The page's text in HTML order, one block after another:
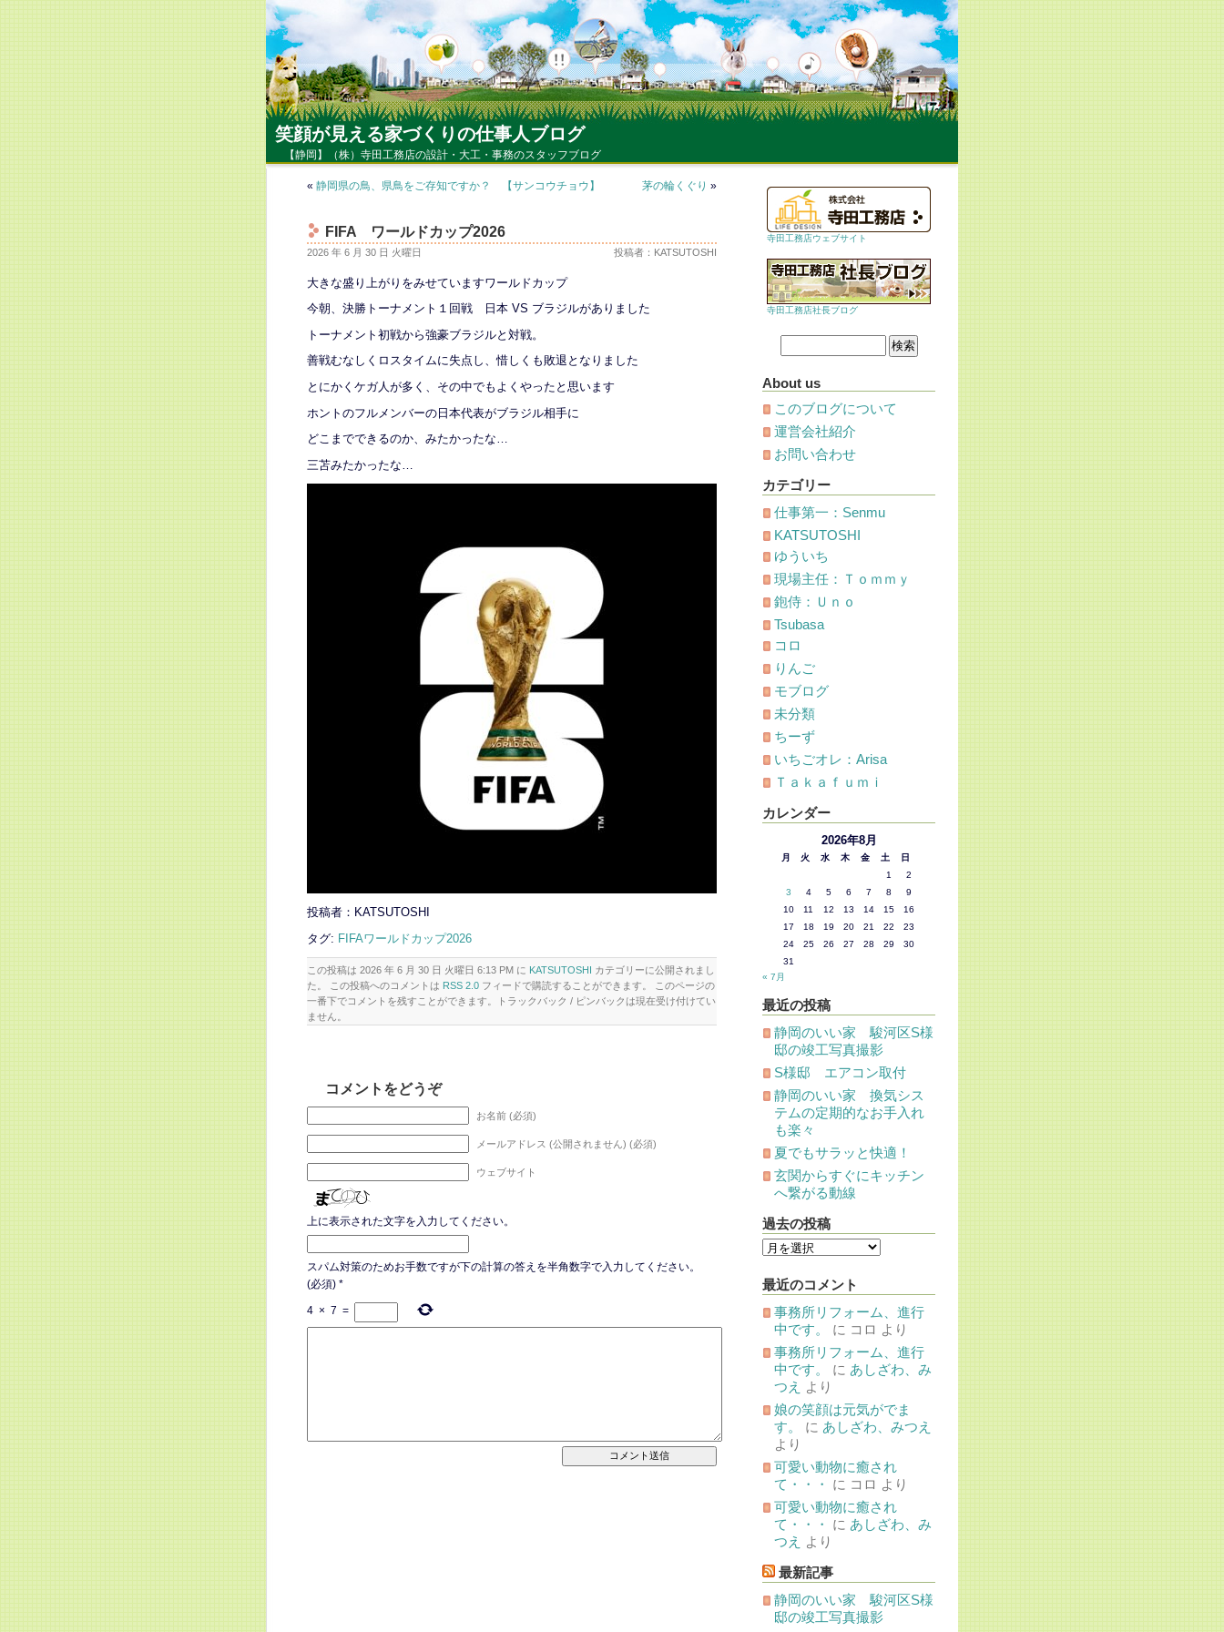
笑顔が見える家づくりの仕事人ブログ
【静岡】（株）寺田工務店の設計・大工・事務のスタッフブログ
« 静岡県の鳥、県鳥をご存知ですか？ 【サンコウチョウ】 茅の輪くぐり »
FIFA ワールドカップ2026
2026 年 6 月 30 日 火曜日 投稿者：KATSUTOSHI
大きな盛り上がりをみせていますワールドカップ
今朝、決勝トーナメント１回戦 日本 VS ブラジルがありました
トーナメント初戦から強豪ブラジルと対戦。
善戦むなしくロスタイムに失点し、惜しくも敗退となりました
とにかくケガ人が多く、その中でもよくやったと思います
ホントのフルメンバーの日本代表がブラジル相手に
どこまでできるのか、みたかったな…
三苫みたかったな…
投稿者：KATSUTOSHI
タグ: FIFAワールドカップ2026
この投稿は 2026 年 6 月 30 日 火曜日 6:13 PM に KATSUTOSHI カテゴリーに公開されまし
た。 この投稿へのコメントは RSS 2.0 フィードで購読することができます。 このページの
一番下でコメントを残すことができます。トラックバック / ピンバックは現在受け付けてい
ません。
コメントをどうぞ
お名前 (必須)
メールアドレス (公開されません) (必須)
ウェブサイト
上に表示された文字を入力してください。
スパム対策のためお手数ですが下の計算の答えを半角数字で入力してください。
(必須) *
4 × 7 =
寺田工務店ウェブサイト
寺田工務店社長ブログ
About us
このブログについて
運営会社紹介
お問い合わせ
カテゴリー
仕事第一：Senmu
KATSUTOSHI
ゆういち
現場主任：Ｔｏｍｍｙ
鉋侍：Ｕｎｏ
Tsubasa
コロ
りんご
モブログ
未分類
ちーず
いちごオレ：Arisa
Ｔａｋａｆｕｍｉ
カレンダー
2026年8月
月 火 水 木 金 土
日
1
2
3
4 5 6 7 8
9
10
11 12 13 14 15
16
17
18 19 20 21 22
23
24
25 26 27 28 29
30
31
« 7月
最近の投稿
静岡のいい家 駿河区S様
邸の竣工写真撮影
S様邸 エアコン取付
静岡のいい家 換気シス
テムの定期的なお手入れ
も楽々
夏でもサラッと快適！
玄関からすぐにキッチン
へ繋がる動線
過去の投稿
過
去
投
稿
最近のコメント
事務所リフォーム、進行
中です。
に コロ より
事務所リフォーム、進行
中です。
に あしざわ、み
つえ
より
娘の笑顔は元気がでま
す。
に あしざわ、みつえ
より
可愛い動物に癒され
て・・・
に コロ より
可愛い動物に癒され
て・・・
に あしざわ、み
つえ
より
最新記事
静岡のいい家 駿河区S様
邸の竣工写真撮影